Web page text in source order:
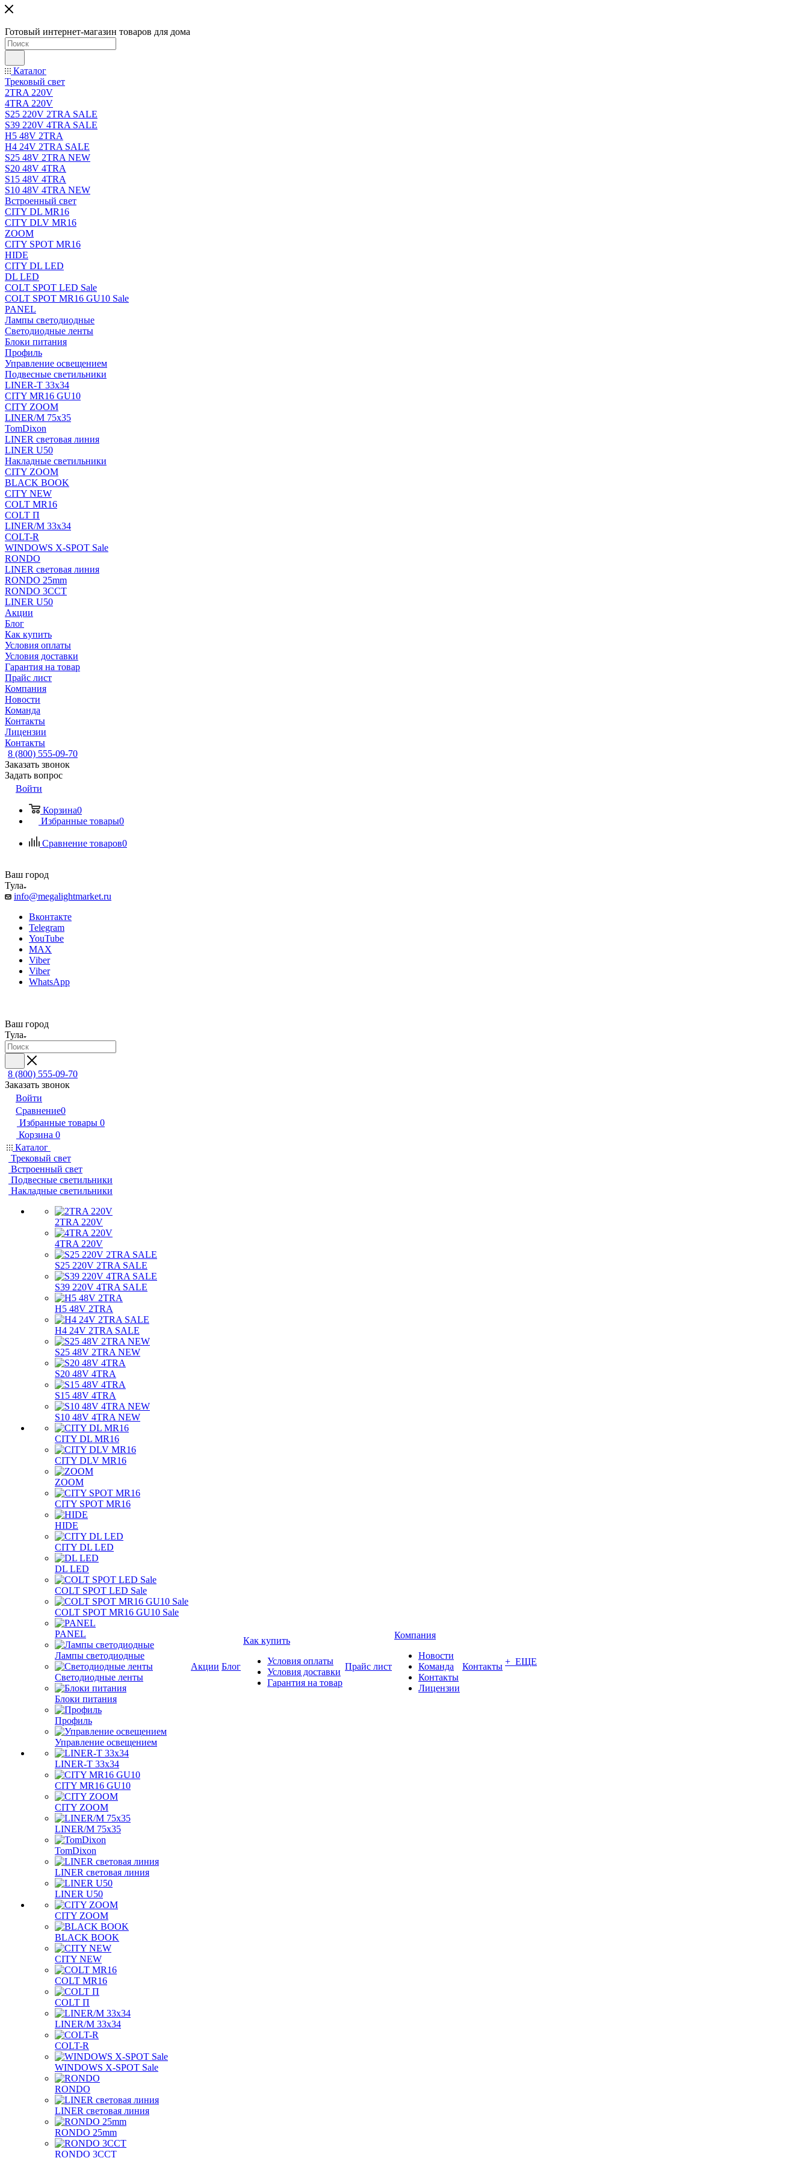
Готовый интернет-магазин товаров для дома
Каталог
Трековый свет
2TRA 220V
4TRA 220V
S25 220V 2TRA SALE
S39 220V 4TRA SALE
H5 48V 2TRA
H4 24V 2TRA SALE
S25 48V 2TRA NEW
S20 48V 4TRA
S15 48V 4TRA
S10 48V 4TRA NEW
Встроенный свет
CITY DL MR16
CITY DLV MR16
ZOOM
CITY SPOT MR16
HIDE
CITY DL LED
DL LED
COLT SPOT LED Sale
COLT SPOT MR16 GU10 Sale
PANEL
Лампы светодиодные
Светодиодные ленты
Блоки питания
Профиль
Управление освещением
Подвесные светильники
LINER-T 33x34
CITY MR16 GU10
CITY ZOOM
LINER/M 75х35
TomDixon
LINER световая линия
LINER U50
Накладные светильники
CITY ZOOM
BLACK BOOK
CITY NEW
COLT MR16
COLT П
LINER/М 33х34
COLT-R
WINDOWS X-SPOT Sale
RONDO
LINER световая линия
RONDO 25mm
RONDO 3CCT
LINER U50
Акции
Блог
Как купить
Условия оплаты
Условия доставки
Гарантия на товар
Прайс лист
Компания
Новости
Команда
Контакты
Лицензии
Контакты
8 (800) 555-09-70
Заказать звонок
Задать вопрос
Войти
Корзина0
Избранные товары0
Сравнение товаров0
Ваш город
Тула
info@megalightmarket.ru
Вконтакте
Telegram
YouTube
MAX
Viber
Viber
WhatsApp
Ваш город
Тула
8 (800) 555-09-70
Заказать звонок
Войти
Сравнение0
Избранные товары 0
Корзина 0
Каталог
Трековый свет
Встроенный свет
Подвесные светильники
Накладные светильники
2TRA 220V
4TRA 220V
S25 220V 2TRA SALE
S39 220V 4TRA SALE
H5 48V 2TRA
H4 24V 2TRA SALE
S25 48V 2TRA NEW
S20 48V 4TRA
S15 48V 4TRA
S10 48V 4TRA NEW
CITY DL MR16
CITY DLV MR16
ZOOM
CITY SPOT MR16
HIDE
CITY DL LED
DL LED
COLT SPOT LED Sale
COLT SPOT MR16 GU10 Sale
PANEL
Лампы светодиодные
Светодиодные ленты
Блоки питания
Профиль
Управление освещением
LINER-T 33x34
CITY MR16 GU10
CITY ZOOM
LINER/M 75х35
TomDixon
LINER световая линия
LINER U50
CITY ZOOM
BLACK BOOK
CITY NEW
COLT MR16
COLT П
LINER/М 33х34
COLT-R
WINDOWS X-SPOT Sale
RONDO
LINER световая линия
RONDO 25mm
RONDO 3CCT
Акции Блог
Как купить
Условия оплаты
Условия доставки
Гарантия на товар
Прайс лист
Компания
Новости
Команда
Контакты
Лицензии
Контакты + ЕЩЕ